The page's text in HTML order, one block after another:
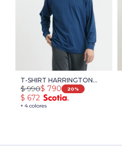
T-SHIRT HARRINGTON
LABEL - AZUL PIEDRA
+ 4 colores
$ 790
$ 990 20
$ 672